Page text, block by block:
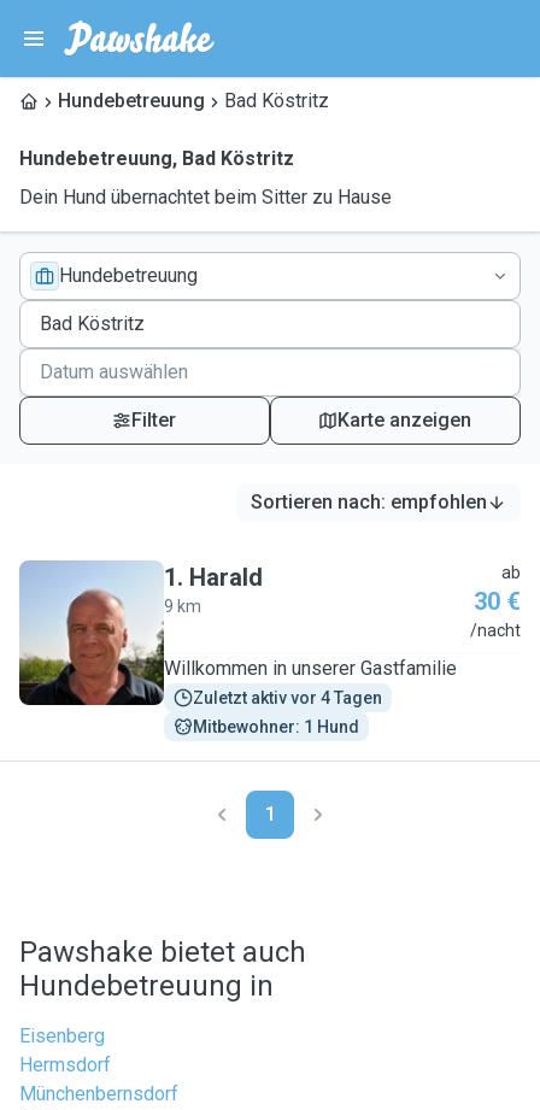
Hundebetreuung Bad Köstritz
Hundebetreuung, Bad Köstritz
Dein Hund übernachtet beim Sitter zu Hause
Hundebetreuung
Filter Karte anzeigen
Sortieren nach: empfohlen
H
1. Harald
9 km
ab
30 €
/nacht
Willkommen in unserer Gastfamilie
Zuletzt aktiv vor 4 Tagen
Mitbewohner: 1 Hund
1
Pawshake bietet auch
Hundebetreuung in
Eisenberg
Hermsdorf
Münchenbernsdorf